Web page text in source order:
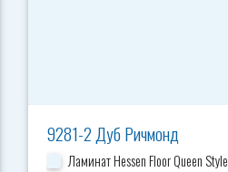
9281-2 Дуб Ричмонд
Ламинат Hessen Floor Queen Style